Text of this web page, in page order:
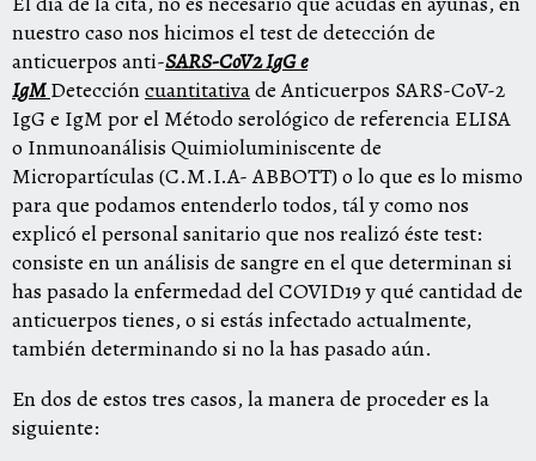
nuestro caso nos hicimos el test de detección de
anticuerpos anti-SARS-CoV2IgG e
IgMDeteccióncuantitativade Anticuerpos SARS-CoV-2
IgG e IgM por el Método serológico de referencia ELISA
o Inmunoanálisis Quimioluminiscente de
Micropartículas (C.M.I.A- ABBOTT) o lo que es lo mismo
para que podamos entenderlo todos, tál y como nos
explicó el personal sanitario que nos realizó éste test:
consiste en un análisis de sangre en el que determinan si
has pasado la enfermedad del COVID19 y qué cantidad de
anticuerpos tienes, o si estás infectado actualmente,
también determinando si no la has pasado aún.
En dos de estos tres casos, la manera de proceder es la
siguiente: